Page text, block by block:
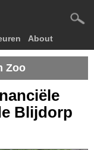
About
Zoo
Blijdorp